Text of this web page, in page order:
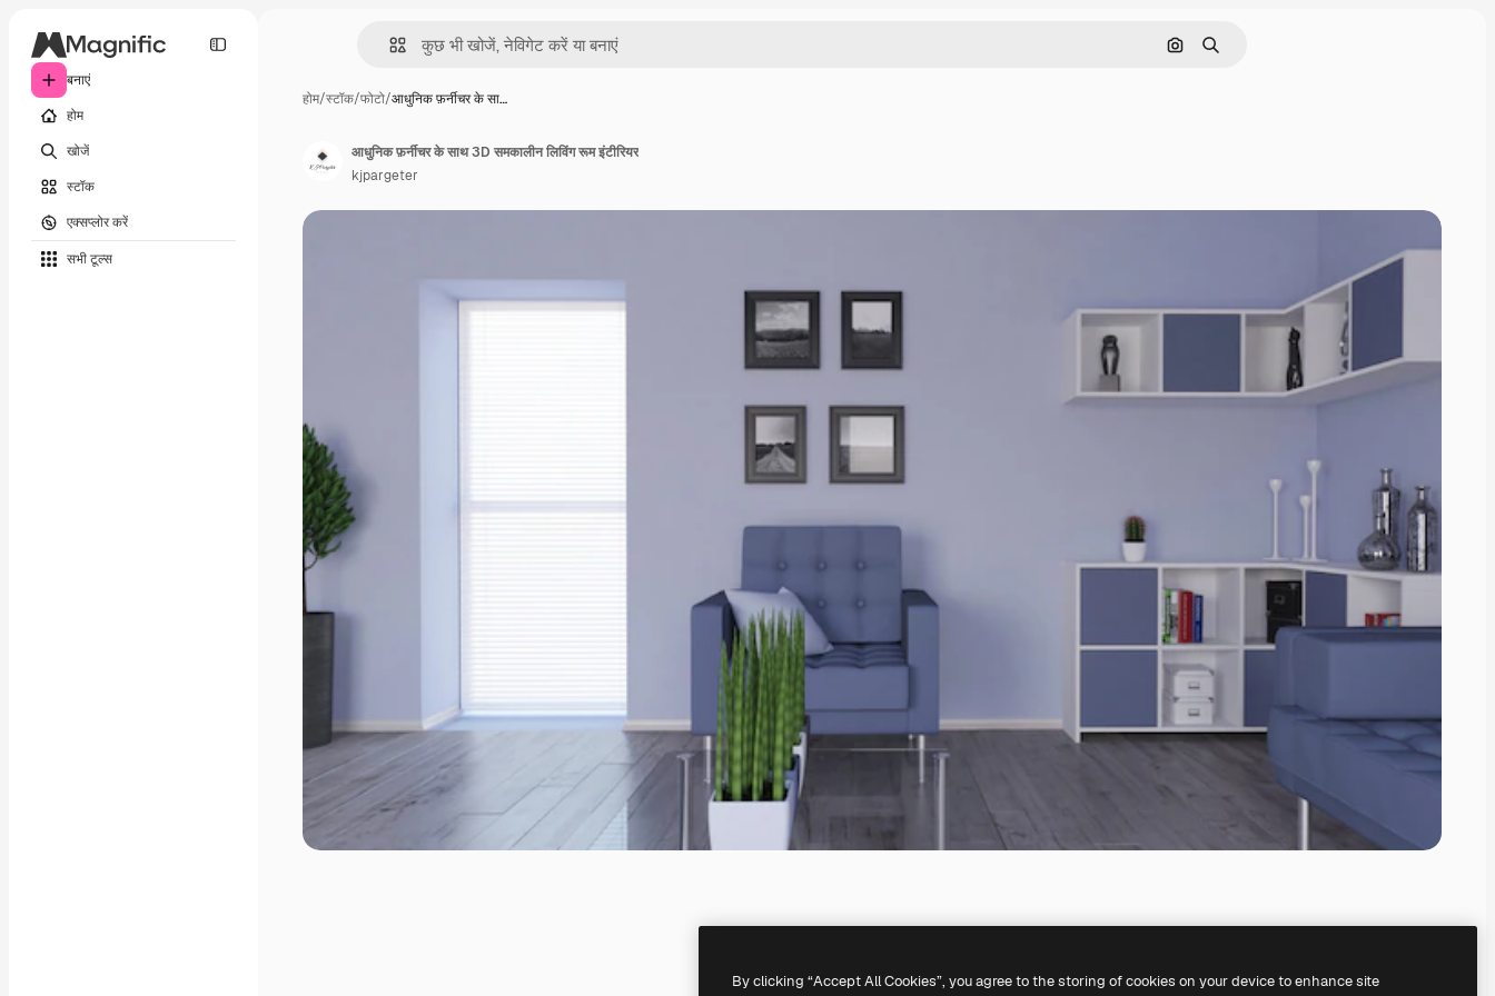
बनाएं
होम
खोजें
स्टॉक
एक्सप्लोर करें
सभी टूल्‍स
इमेज से खोजें
खोजें
होम/स्टॉक/फोटो/आधुनिक फ़र्नीचर के सा…
आधुनिक फ़र्नीचर के साथ 3D समकालीन लिविंग रूम इंटीरियर
kjpargeter
By clicking “Accept All Cookies”, you agree to the storing of cookies on your device to enhance site